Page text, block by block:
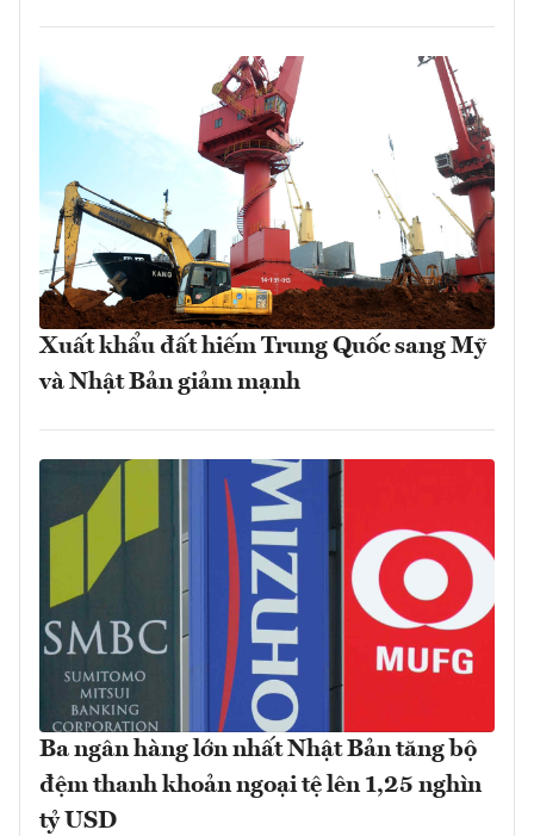
Xuất khẩu đất hiếm Trung Quốc sang Mỹ
và Nhật Bản giảm mạnh
Ba ngân hàng lớn nhất Nhật Bản tăng bộ
đệm thanh khoản ngoại tệ lên 1,25 nghìn
tỷ USD